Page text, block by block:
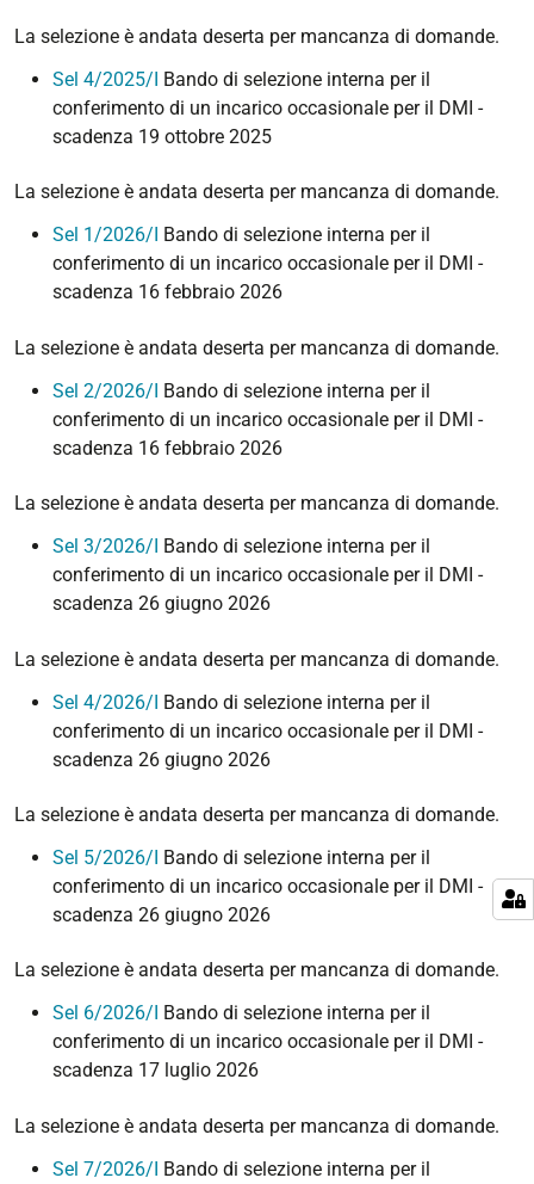
La selezione è andata deserta per mancanza di domande.
Sel 4/2025/I Bando di selezione interna per il
conferimento di un incarico occasionale per il DMI -
scadenza 19 ottobre 2025
La selezione è andata deserta per mancanza di domande.
Sel 1/2026/I Bando di selezione interna per il
conferimento di un incarico occasionale per il DMI -
scadenza 16 febbraio 2026
La selezione è andata deserta per mancanza di domande.
Sel 2/2026/I Bando di selezione interna per il
conferimento di un incarico occasionale per il DMI -
scadenza 16 febbraio 2026
La selezione è andata deserta per mancanza di domande.
Sel 3/2026/I Bando di selezione interna per il
conferimento di un incarico occasionale per il DMI -
scadenza 26 giugno 2026
La selezione è andata deserta per mancanza di domande.
Sel 4/2026/I Bando di selezione interna per il
conferimento di un incarico occasionale per il DMI -
scadenza 26 giugno 2026
La selezione è andata deserta per mancanza di domande.
Sel 5/2026/I Bando di selezione interna per il
conferimento di un incarico occasionale per il DMI -
scadenza 26 giugno 2026
La selezione è andata deserta per mancanza di domande.
Sel 6/2026/I Bando di selezione interna per il
conferimento di un incarico occasionale per il DMI -
scadenza 17 luglio 2026
La selezione è andata deserta per mancanza di domande.
Sel 7/2026/I Bando di selezione interna per il